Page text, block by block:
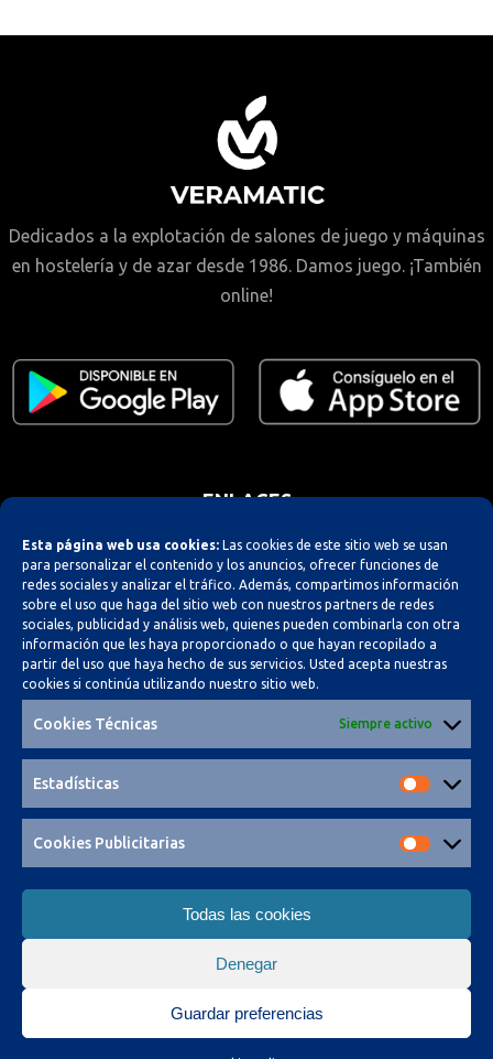
Esta página web usa cookies: Las cookies de este sitio web se usan
para personalizar el contenido y los anuncios, ofrecer funciones de
redes sociales y analizar el tráfico. Además, compartimos información
sobre el uso que haga del sitio web con nuestros partners de redes
sociales, publicidad y análisis web, quienes pueden combinarla con otra
información que les haya proporcionado o que hayan recopilado a
partir del uso que haya hecho de sus servicios. Usted acepta nuestras
cookies si continúa utilizando nuestro sitio web.
Cookies Técnicas Siempre activo
Estadísticas
Cookies Publicitarias
Todas las cookies
Denegar
Guardar preferencias
Dedicados a la explotación de salones de juego y máquinas
en hostelería y de azar desde 1986. Damos juego. ¡También
online!
ENLACES
Trabaja con nosotros
Canal ético
Aviso Legal
Política de Cookies
©Grupo Veramatic